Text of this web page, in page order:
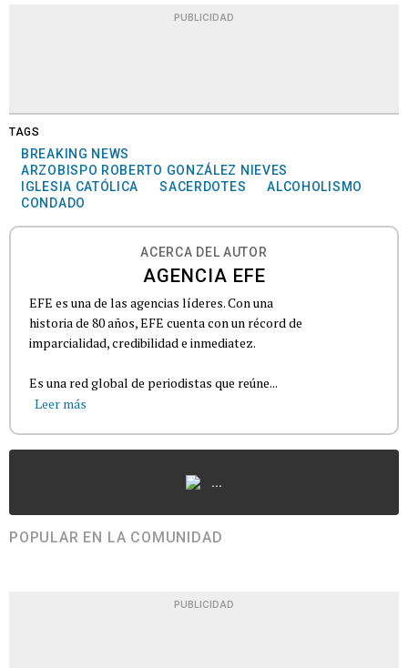
PUBLICIDAD
TAGS
BREAKING NEWS
ARZOBISPO ROBERTO GONZÁLEZ NIEVES
IGLESIA CATÓLICA
SACERDOTES
ALCOHOLISMO
CONDADO
ACERCA DEL AUTOR
AGENCIA EFE
EFE es una de las agencias líderes. Con una
historia de 80 años, EFE cuenta con un récord de
imparcialidad, credibilidad e inmediatez.
Es una red global de periodistas que reúne...
Leer más
...
POPULAR EN LA COMUNIDAD
PUBLICIDAD